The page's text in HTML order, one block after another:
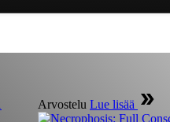
Arvostelu Lue lisää